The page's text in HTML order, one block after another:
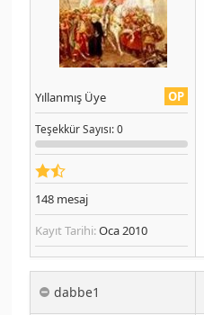
OP
Yıllanmış Üye
TeşekkürSayısı: 0
148 mesaj
Kayıt Tarihi:Oca 2010
dabbe1